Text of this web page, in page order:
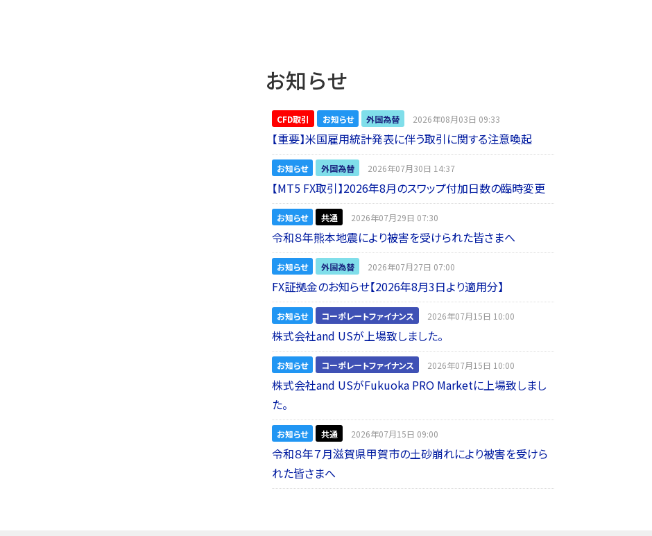
お知らせ
CFD取引 お知らせ 外国為替 2026年08月03日 09:33
【重要】米国雇用統計発表に伴う取引に関する注意喚起
お知らせ 外国為替 2026年07月30日 14:37
【MT5 FX取引】2026年8月のスワップ付加日数の臨時変更
お知らせ 共通 2026年07月29日 07:30
令和８年熊本地震により被害を受けられた皆さまへ
お知らせ 外国為替 2026年07月27日 07:00
FX証拠金のお知らせ【2026年8月3日より適用分】
お知らせ コーポレートファイナンス 2026年07月15日 10:00
株式会社and USが上場致しました。
お知らせ コーポレートファイナンス 2026年07月15日 10:00
株式会社and USがFukuoka PRO Marketに上場致しまし
た。
お知らせ 共通 2026年07月15日 09:00
令和８年７月滋賀県甲賀市の土砂崩れにより被害を受けら
れた皆さまへ